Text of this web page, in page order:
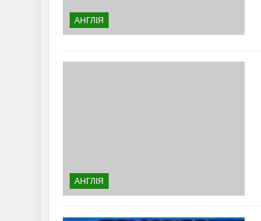
АНГЛІЯ
АНГЛІЯ